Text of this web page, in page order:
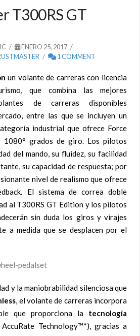
T300RS GT
ENERO 25, 2017
1 COMMENT
un volante de carreras con licencia
que combina las mejores
de carreras disponibles
entre las que se incluyen un
industrial que ofrece Force
1080° grados de giro. Los pilotos
del mando, su fluidez, su facilidad
su capacidad de respuesta; por
nivel de realismo que ofrece
El sistema de correa doble
al T300RS GT Edition y los pilotos
sin duda los giros y virajes
a medida que se desplacen por el
y la maniobrabilidad silenciosa que
, el volante de carreras incorpora
que proporciona la tecnología
Technology™*), gracias a